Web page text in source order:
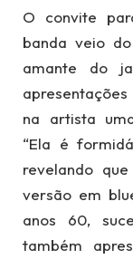
O convite
banda veio
amante do
apresentações
na artista
“Ela é
revelando
versão em
anos 60,
também